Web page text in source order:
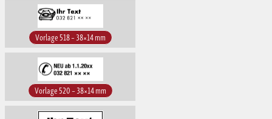
Vorlage 518 – 38×14 mm
Vorlage 520 – 38×14 mm